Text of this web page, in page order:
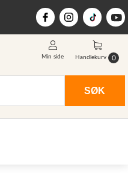
SØK
Min side Handlekurv 0